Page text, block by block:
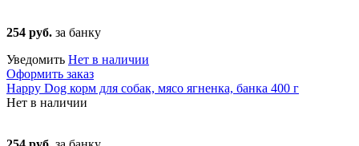
254 руб. за банку
Уведомить Нет в наличии
Оформить заказ
Happy Dog корм для собак, мясо ягненка, банка 400 г
Нет в наличии